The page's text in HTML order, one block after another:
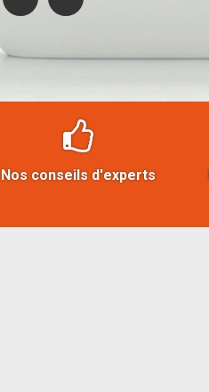
Nos conseils d'experts